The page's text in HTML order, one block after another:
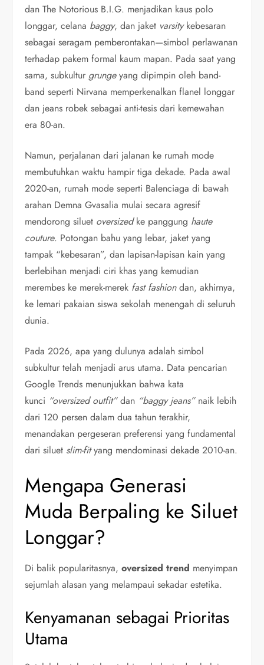
dan The Notorious B.I.G. menjadikan kaus polo
longgar, celana baggy, dan jaket varsitykebesaran
sebagai seragam pemberontakan—simbol perlawanan
terhadap pakem formal kaum mapan. Pada saat yang
sama, subkulturgrungeyang dipimpin oleh band-
band seperti Nirvana memperkenalkan flanel longgar
dan jeans robek sebagai anti-tesis dari kemewahan
era 80-an.
Namun, perjalanan dari jalanan ke rumah mode
membutuhkan waktu hampir tiga dekade. Pada awal
2020-an, rumah mode seperti Balenciaga di bawah
arahan Demna Gvasalia mulai secara agresif
mendorong siluet oversizedke panggung haute
couture. Potongan bahu yang lebar, jaket yang
tampak “kebesaran”, dan lapisan-lapisan kain yang
berlebihan menjadi ciri khas yang kemudian
merembes ke merek-merek fast fashiondan, akhirnya,
ke lemari pakaian siswa sekolah menengah di seluruh
dunia.
Pada 2026, apa yang dulunya adalah simbol
subkultur telah menjadi arus utama. Data pencarian
Google Trends menunjukkan bahwa kata
kunci “oversized outfit”dan “baggy jeans”naik lebih
dari 120 persen dalam dua tahun terakhir,
menandakan pergeseran preferensi yang fundamental
dari siluet slim-fityang mendominasi dekade 2010-an.
Mengapa Generasi
Muda Berpaling ke Siluet
Longgar?
Di balik popularitasnya,oversized trend menyimpan
sejumlah alasan yang melampaui sekadar estetika.
Kenyamanan sebagai Prioritas
Utama